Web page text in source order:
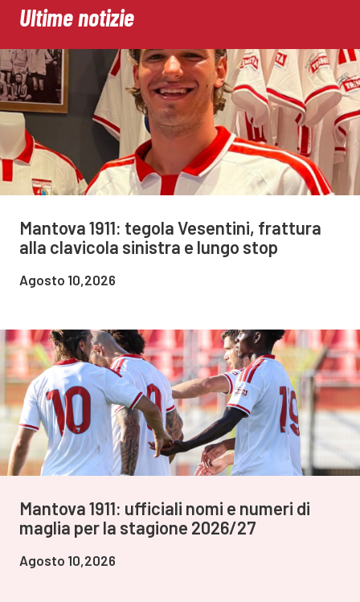
Ultime notizie
Mantova 1911: tegola Vesentini, frattura
alla clavicola sinistra e lungo stop
Agosto 10,2026
Mantova 1911: ufficiali nomi e numeri di
maglia per la stagione 2026/27
Agosto 10,2026